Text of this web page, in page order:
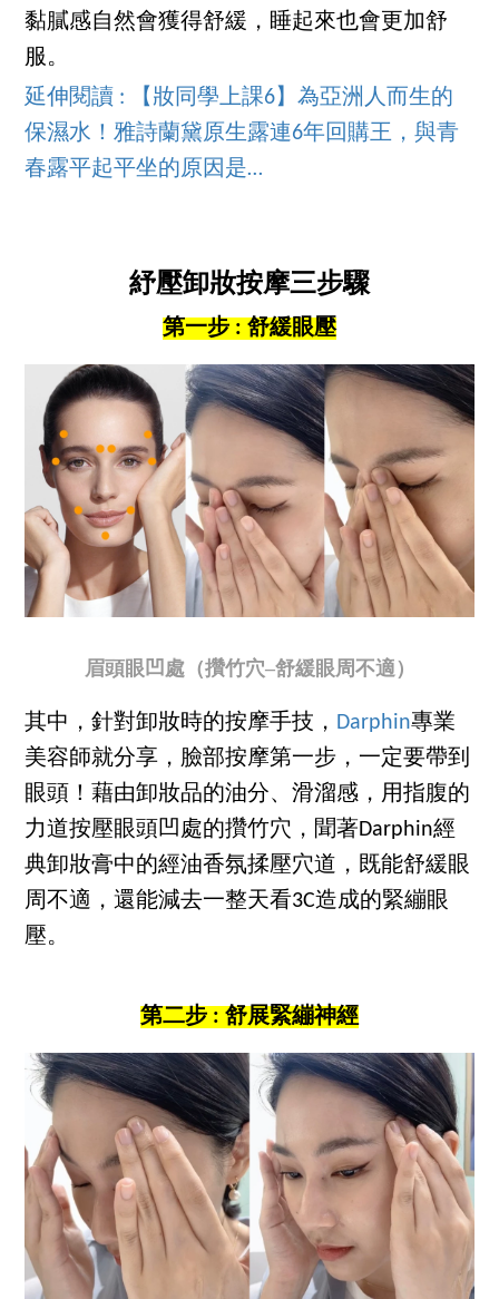
黏膩感自然會獲得舒緩，睡起來也會更加舒
服。
延伸閱讀 : 【妝同學上課6】為亞洲人而生的
保濕水！雅詩蘭黛原生露連6年回購王，與青
春露平起平坐的原因是…
紓壓卸妝按摩三步驟
第一步 : 舒緩眼壓
眉頭眼凹處（攢竹穴–舒緩眼周不適）
其中，針對卸妝時的按摩手技， Darphin專業
美容師就分享，臉部按摩第一步，一定要帶到
眼頭！藉由卸妝品的油分、滑溜感，用指腹的
力道按壓眼頭凹處的攢竹穴，聞著Darphin經
典卸妝膏中的經油香氛揉壓穴道，既能舒緩眼
周不適，還能減去一整天看3C造成的緊繃眼
壓。
第二步 : 舒展緊繃神經